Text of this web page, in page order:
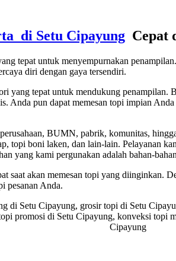
di Setu Cipayung Cepat
tepat untuk menyempurnakan
diri dengan gaya tersendiri.
yang tepat untuk mendukung penampilan.
Anda pun dapat memesan topi impian
BUMN, pabrik, komunitas,
boni laken, dan lain-lain. Pelayanan
yang kami pergunakan adalah bahan-
akan memesan topi yang diinginkan.
pesanan Anda.
di Setu Cipayung, grosir topi di Setu
promosi di Setu Cipayung, konveksi
Cipayung